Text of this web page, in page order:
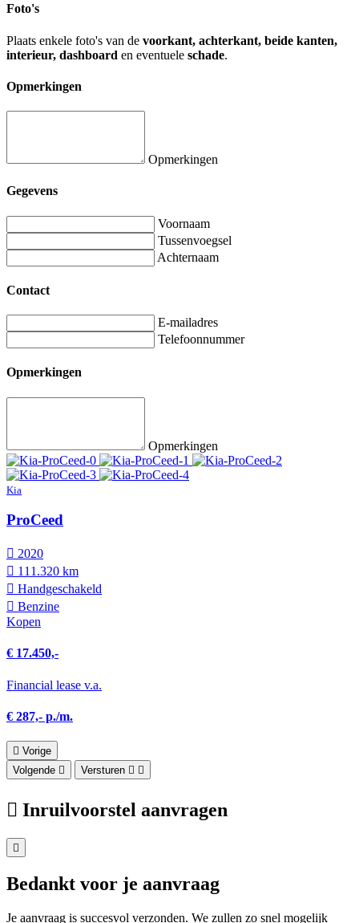
Foto's
Plaats enkele foto's van de voorkant, achterkant, beide kanten,
interieur, dashboard en eventuele schade.
Opmerkingen
Opmerkingen
Gegevens
Voornaam
Tussenvoegsel
Achternaam
Contact
E-mailadres
Telefoonnummer
Opmerkingen
Opmerkingen
Kia
ProCeed
2020
111.320 km
Hand­geschakeld
Benzine
Kopen
€ 17.450,-
Financial lease v.a.
€ 287,- p./m.
Vorige
Volgende
Versturen
Inruilvoorstel aanvragen
Bedankt voor je aanvraag
Je aanvraag is succesvol verzonden. We zullen zo snel mogelijk